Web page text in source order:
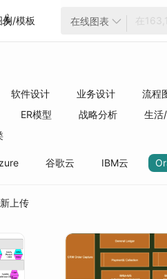
例/模板 在线图表 
软件设计 业务设计
流程
ER模型 战略分析
生活
谷歌云 IBM云
上传